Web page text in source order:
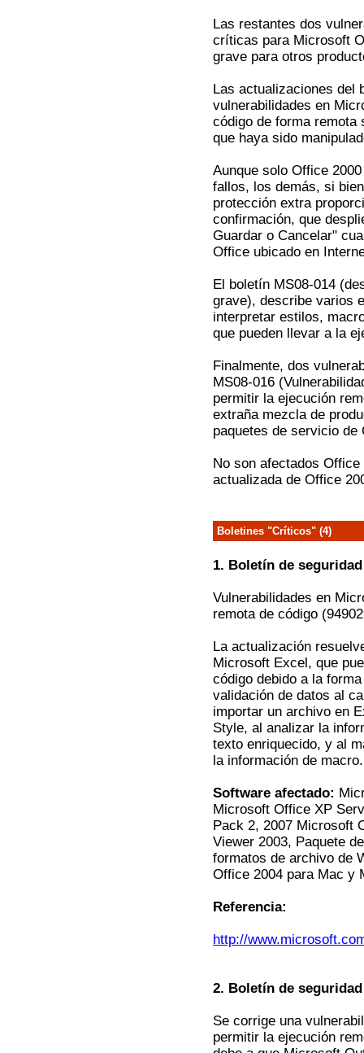
Las restantes dos
críticas para Microsoft
grave para otros
Las actualizaciones del
vulnerabilidades en
código de forma remota
que haya sido
Aunque solo Office
fallos, los demás, si
protección extra
confirmación, que
Guardar o Cancelar"
Office ubicado en
El boletín MS08-014
grave), describe varios
interpretar estilos,
que pueden llevar a la
Finalmente, dos
MS08-016
permitir la ejecución
extraña mezcla de
paquetes de servicio
No son afectados
actualizada de Office
Boletines "Críticos" (4)
1. Boletín de
Vulnerabilidades en
remota de código
La actualización
Microsoft Excel, que
código debido a la
validación de datos al
importar un archivo en
Style, al analizar la
texto enriquecido, y al
la información de macro.
Software afectado:
Microsoft Office XP
Pack 2, 2007 Microsoft
Viewer 2003, Paquete
formatos de archivo de
Office 2004 para Mac y
Referencia:
http://
2. Boletín de
Se corrige una
permitir la ejecución